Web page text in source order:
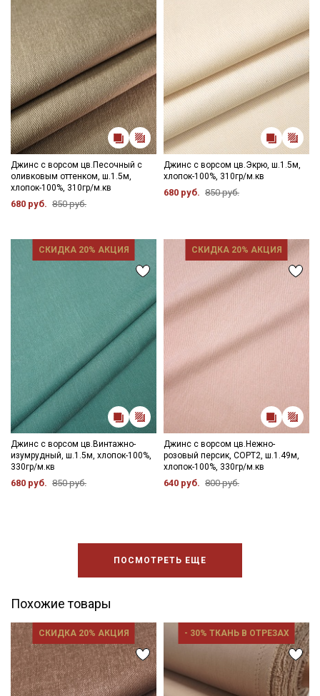
Джинс с ворсом цв.Песочный с
оливковым оттенком, ш.1.5м,
хлопок-100%, 310гр/м.кв
680 руб. 850 руб.
Джинс с ворсом цв.Экрю, ш.1.5м,
хлопок-100%, 310гр/м.кв
680 руб. 850 руб.
СКИДКА 20% АКЦИЯ
Джинс с ворсом цв.Винтажно-
изумрудный, ш.1.5м, хлопок-100%,
330гр/м.кв
680 руб. 850 руб.
СКИДКА 20% АКЦИЯ
Джинс с ворсом цв.Нежно-
розовый персик, СОРТ2, ш.1.49м,
хлопок-100%, 330гр/м.кв
640 руб. 800 руб.
ПОСМОТРЕТЬ ЕЩЕ
Похожие товары
СКИДКА 20% АКЦИЯ - 30% ТКАНЬ В ОТРЕЗАХ
категории тканей
Электронная почта
Подписаться
Ознакомлен(а) с
Политикой обработки персональных
данныхи даюСогласие на обработку персональных
данных
ДаюСогласие на получение рекламных и